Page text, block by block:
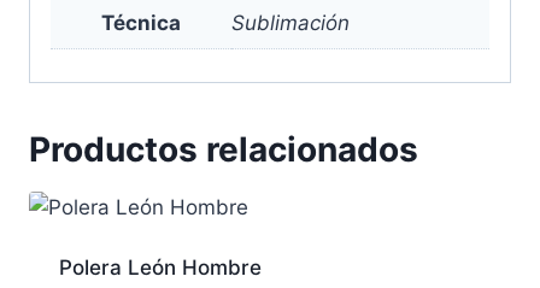
Técnica Sublimación
Productos relacionados
Polera León Hombre